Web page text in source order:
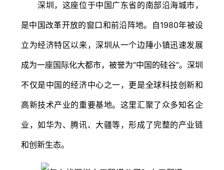
深圳，这座位于中国广东省的南部沿海城市，
是中国改革开放的窗口和前沿阵地。自1980年被设
立为经济特区以来，深圳从一个边陲小镇迅速发展
成为一座国际化大都市，被誉为“中国的硅谷”。深圳
不仅是中国的经济中心之一，更是全球科技创新和
高新技术产业的重要基地。这里汇聚了众多知名企
业，如华为、腾讯、大疆等，形成了完整的产业链
和创新生态。